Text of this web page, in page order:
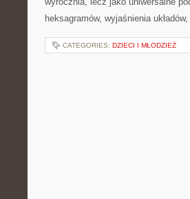
heksagramów, wyjaśnienia
CATEGORIES: DZIECI I MŁODZIEŻ